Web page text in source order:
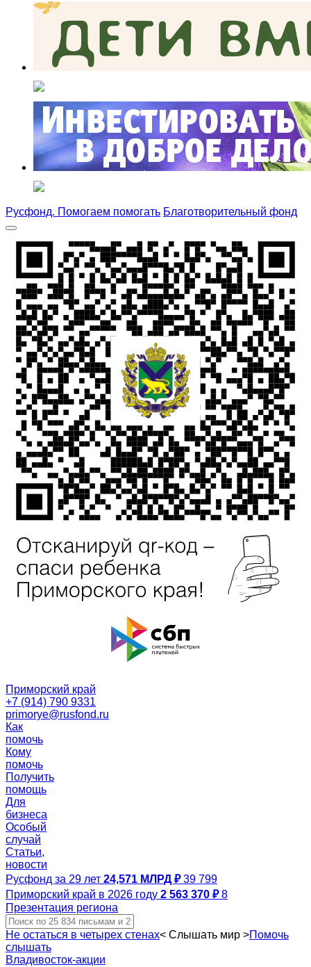
Русфонд. Помогаем помогать Благотворительный фонд
Приморский край
+7 (914) 790 9331
primorye@rusfond.ru
Как
помочь
Кому
помочь
Получить
помощь
Для
бизнеса
Особый
случай
Статьи,
новости
Русфонд за 29 лет 24,571 МЛРД ₽ 39 799
Приморский край в 2026 году 2 563 370 ₽ 8
Презентация региона
Не остаться в четырех стенах< Слышать мир >Помочь
слышать
Владивосток-акции